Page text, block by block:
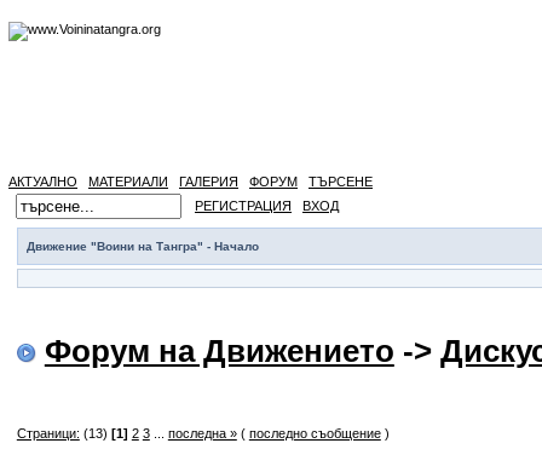
АКТУАЛНО МАТЕРИАЛИ ГАЛЕРИЯ ФОРУМ
ТЪРСЕНЕ
РЕГИСТРАЦИЯ
ВХОД
Движение "Воини на Тангра" - Начало
Форум на Движението ->
Страници: (13) [1] 2 3... последна »( последно съобщение)